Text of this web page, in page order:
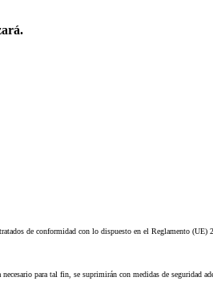
de conformidad con lo dispuesto en el Reglamento
para tal fin, se suprimirán con medidas de seguridad